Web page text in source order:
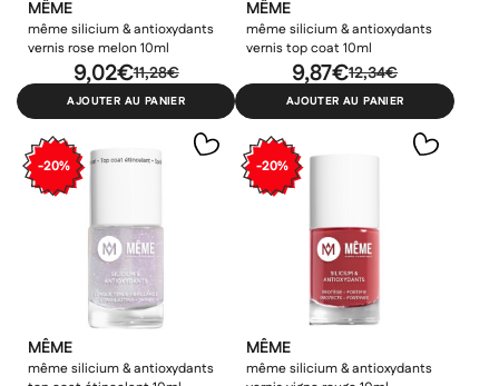
MÊME
même silicium & antioxydants
vernis rose melon 10ml
11,28€
9,02€
AJOUTER AU PANIER
MÊME
même silicium & antioxydants
vernis top coat 10ml
12,34€
9,87€
AJOUTER AU PANIER
-20%
MÊME
même silicium & antioxydants
-20%
MÊME
même silicium & antioxydants
Ajouter à ma liste d'envies ×
add_circle_outline Créer une nouvelle liste
((modalTitle)) ×
((confirmMessage))
((cancelText)) ((modalDeleteText))
Créer une liste d'envies
Créer une liste d'envies
Connexion
Vous devez être connecté pour ajouter des produits à votre
liste d'envies.
Connexion